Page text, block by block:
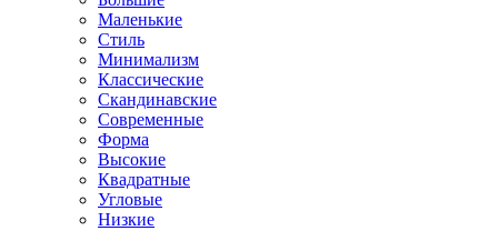
Маленькие
Стиль
Минимализм
Классические
Скандинавские
Современные
Форма
Высокие
Квадратные
Угловые
Низкие